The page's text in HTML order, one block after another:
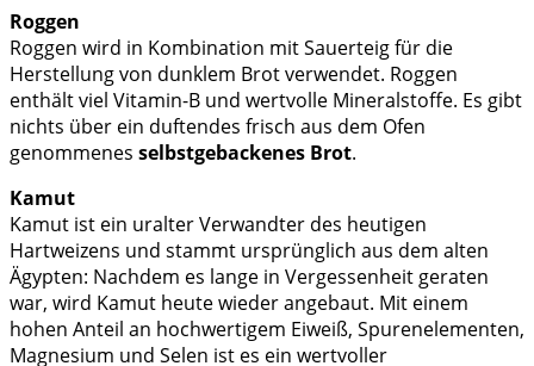
Roggen
Roggen wird in Kombination mit Sauerteig für die
Herstellung von dunklem Brot verwendet. Roggen
enthält viel Vitamin-B und wertvolle Mineralstoffe. Es gibt
nichts über ein duftendes frisch aus dem Ofen
genommenes selbstgebackenes Brot.
Kamut
Kamut ist ein uralter Verwandter des heutigen
Hartweizens und stammt ursprünglich aus dem alten
Ägypten: Nachdem es lange in Vergessenheit geraten
war, wird Kamut heute wieder angebaut. Mit einem
hohen Anteil an hochwertigem Eiweiß, Spurenelementen,
Magnesium und Selen ist es ein wertvoller